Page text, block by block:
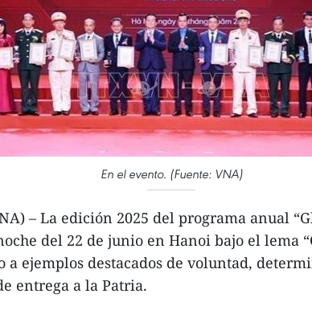
En el evento. (Fuente: VNA)
– La edición 2025 del programa anual
del 22 de junio en Hanoi bajo el lema
a ejemplos destacados de voluntad,
entrega a la Patria.